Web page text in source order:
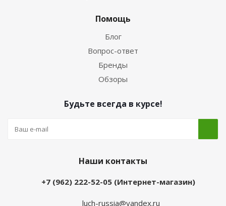
Помощь
Блог
Вопрос-ответ
Бренды
Обзоры
Будьте всегда в курсе!
Наши контакты
+7 (962) 222-52-05 (Интернет-магазин)
luch-russia@yandex.ru